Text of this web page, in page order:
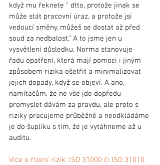
když mu řeknete " dtto, protože jinak se
může stát pracovní úraz, a protože jsi
vedoucí směny, můžeš se dostat až před
soud za nedbalost." A to jsme jen u
vysvětlení důsledku. Norma stanovuje
řadu opatření, která mají pomoci i jiným
způsobem rizika ošetřit a minimalizovat
jejich dopady, když se objeví. A ano,
namítačům, že ne vše jde dopředu
promyslet dávám za pravdu, ale proto s
riziky pracujeme průběžně a neodkládáme
je do šuplíku s tím, že je vytáhneme až u
auditu.
Více o řízení rizik: ISO 31000 či ISO 31010.